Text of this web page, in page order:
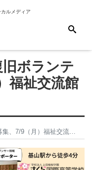
ルメディア
ボランテ
福祉交流館
（月）福祉交流館前に集合